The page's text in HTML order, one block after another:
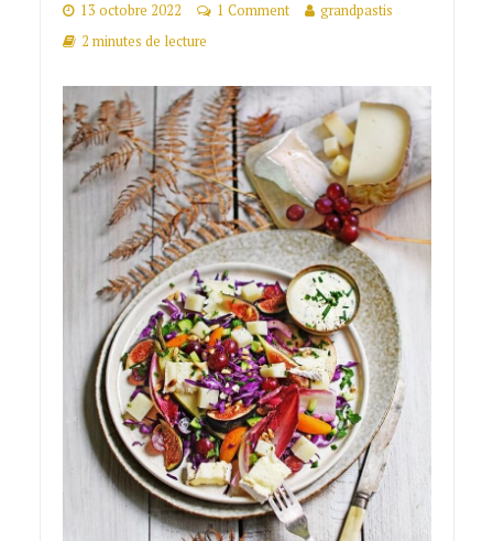
13 octobre 2022 1 Comment
grandpastis
2 minutes de lecture